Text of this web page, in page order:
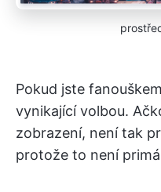
Pokud jste
vynikající volbou.
zobrazení, není tak
protože to není